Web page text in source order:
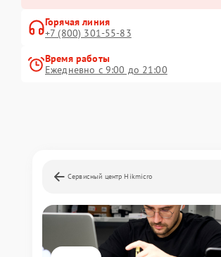
Горячая линия
+7 (800) 301-55-83
Время работы
Ежедневно с 9:00 до 21:00
Сервисный центр Hikmicro